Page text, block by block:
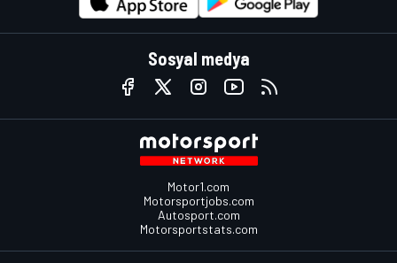
Sosyal medya
Motor1.com
Motorsportjobs.com
Autosport.com
Motorsportstats.com